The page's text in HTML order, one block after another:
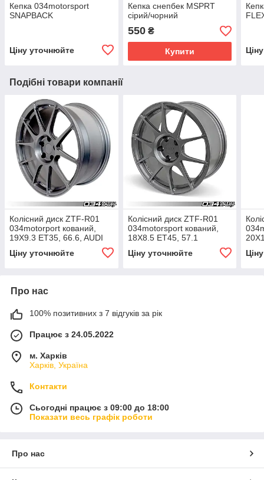
Кепка 034motorsport
SNAPBACK
Ціну уточнюйте
Кепка снепбек MSPRT
сірий/чорний
550₴
Купити
Подібні товари компанії
Колісний диск ZTF-R01
034motorport кований,
19X9.3 ET35, 66.6, AUDI
Ціну уточнюйте
Колісний диск ZTF-R01
034motorsport кований,
18X8.5 ET45, 57.1
Ціну уточнюйте
Про нас
100% позитивних з 7 відгуків за рік
Працює з 24.05.2022
м. Харків
Харків, Україна
Контакти
Сьогодні працює з 09:00 до 18:00
Показати весь графік роботи
Про нас